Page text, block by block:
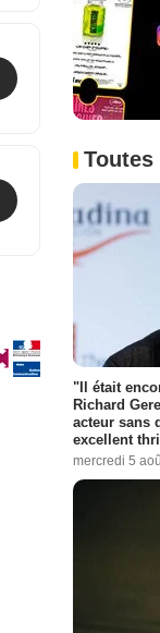
"Il était
Richard
acteur sans
excellent
mercredi 5